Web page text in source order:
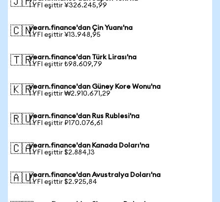
1 YFI eşittir ¥326.245,99
🇨🇳yearn.finance'dan Çin Yuanı'na
1 YFI eşittir ¥13.948,95
🇹🇷yearn.finance'dan Türk Lirası'na
1 YFI eşittir ₺98.609,79
🇰🇷yearn.finance'dan Güney Kore Wonu'na
1 YFI eşittir ₩2.910.671,29
🇷🇺yearn.finance'dan Rus Rublesi'na
1 YFI eşittir ₽170.076,61
🇨🇦yearn.finance'dan Kanada Doları'na
1 YFI eşittir $2.884,13
🇦🇺yearn.finance'dan Avustralya Doları'na
1 YFI eşittir $2.925,84